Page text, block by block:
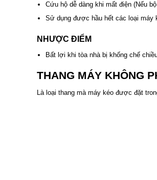
Cứu hộ dễ dàng khi mất điện (Nếu
Sử dụng được hầu hết các loại máy
NHƯỢC ĐIỂM
Bất lợi khi tòa nhà bị khống chế
THANG MÁY KHÔNG
Là loại thang mà máy kéo được đặt